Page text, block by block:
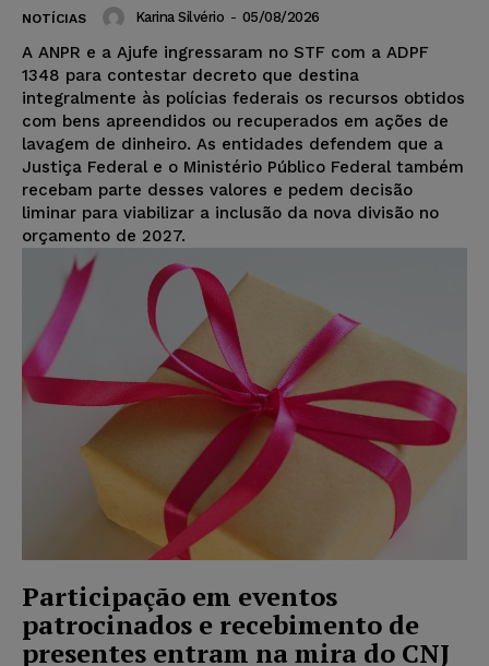
NOTÍCIAS Karina Silvério - 05/08/2026
A ANPR e a Ajufe ingressaram no STF com a ADPF
1348 para contestar decreto que destina
integralmente às polícias federais os recursos obtidos
com bens apreendidos ou recuperados em ações de
lavagem de dinheiro. As entidades defendem que a
Justiça Federal e o Ministério Público Federal também
recebam parte desses valores e pedem decisão
liminar para viabilizar a inclusão da nova divisão no
orçamento de 2027.
Participação em eventos
patrocinados e recebimento de
presentes entram na mira do CNJ